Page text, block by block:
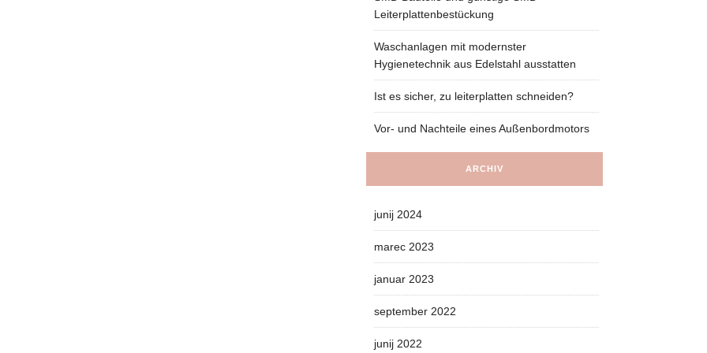
Leiterplattenbestückung
Waschanlagen mit modernster
Hygienetechnik aus Edelstahl ausstatten
Ist es sicher, zu leiterplatten schneiden?
Vor- und Nachteile eines Außenbordmotors
ARCHIV
junij 2024
marec 2023
januar 2023
september 2022
junij 2022